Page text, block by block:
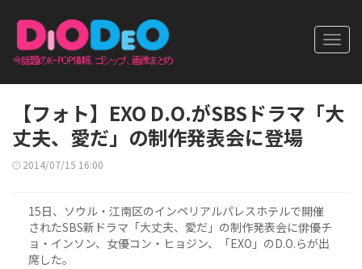
【フォト】EXO D.O.がSBSドラマ「大
丈夫、愛だ」の制作発表会に登場
2014/07/15 16:00
15日、ソウル・江南区のインペリアルパレスホテルで開催
されたSBS新ドラマ「大丈夫、愛だ」の制作発表会に俳優チ
ョ・インソン、女優コン・ヒョジン、「EXO」のD.O.らが出
席した。